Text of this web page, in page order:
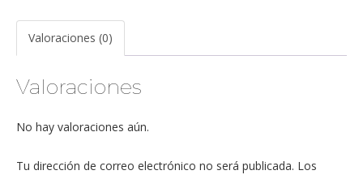
Valoraciones (0)
Valoraciones
No hay valoraciones aún.
Tu dirección de correo electrónico no será publicada. Los